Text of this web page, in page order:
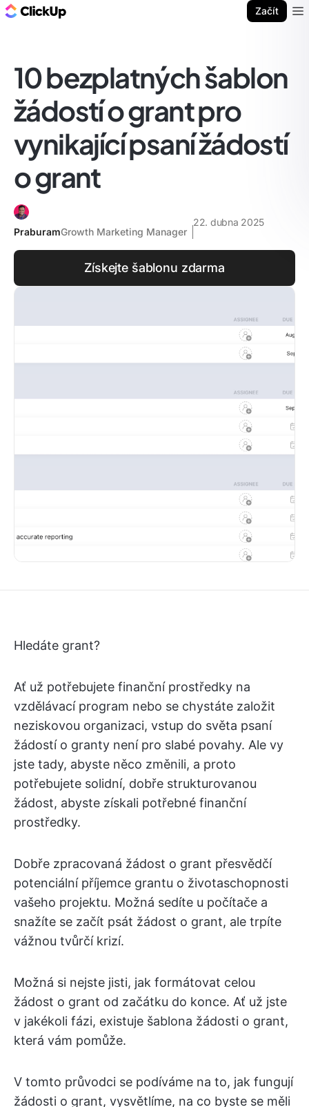
Začít
10 bezplatných šablon
žádostí o grant pro
vynikající psaní žádostí
o grant
PraburamGrowth Marketing Manager
22. dubna 2025
Získejte šablonu zdarma
Hledáte grant?
Ať už potřebujete finanční prostředky na
vzdělávací program nebo se chystáte založit
neziskovou organizaci, vstup do světa psaní
žádostí o granty není pro slabé povahy. Ale vy
jste tady, abyste něco změnili, a proto
potřebujete solidní, dobře strukturovanou
žádost, abyste získali potřebné finanční
prostředky.
Dobře zpracovaná žádost o grant přesvědčí
potenciální příjemce grantu o životaschopnosti
vašeho projektu. Možná sedíte u počítače a
snažíte se začít psát žádost o grant, ale trpíte
vážnou tvůrčí krizí.
Možná si nejste jisti, jak formátovat celou
žádost o grant od začátku do konce. Ať už jste
v jakékoli fázi, existuje šablona žádosti o grant,
která vám pomůže.
V tomto průvodci se podíváme na to, jak fungují
žádosti o grant, vysvětlíme, na co byste se měli